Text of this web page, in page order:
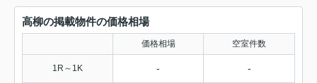
高柳の掲載物件の価格相場
価格相場 空室件数
1R～1K - -